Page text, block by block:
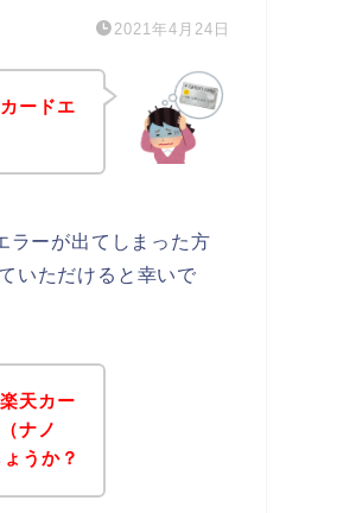
2021年4月24日
ードエ
ラーが出てしまった方
いただけると幸いで
天カー
ナノ
うか？